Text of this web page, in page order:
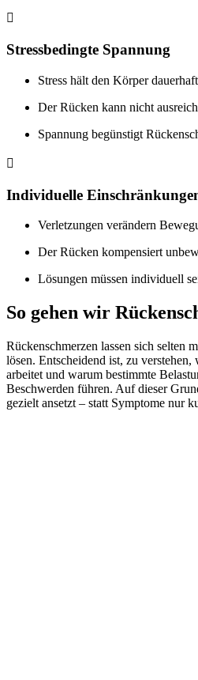

Stressbedingte Spannung
Stress hält den Körper
Der Rücken kann nicht
Spannung begünstigt

Individuelle
Verletzungen verändern
Der Rücken kompensiert
Lösungen müssen individuell
So gehen wir
Rückenschmerzen lassen sich selten
lösen. Entscheidend ist, zu
arbeitet und warum bestimmte
Beschwerden führen. Auf dieser
gezielt ansetzt – statt Symptome nur